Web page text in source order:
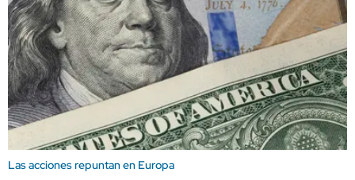
Las acciones repuntan en Europa